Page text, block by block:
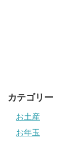
カテゴリー
お土産
お年玉